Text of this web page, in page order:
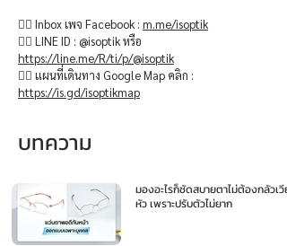
👉🏻 Inbox เพจ Facebook : m.me/isoptik
👉🏻 LINE ID : @isoptik หรือ
https://line.me/R/ti/p/@isoptik
👉🏻 แผนที่เดินทาง Google Map คลิก :
https://is.gd/isoptikmap
บทความ
มองอะไรก็ชัดสบายตาไม่ต้องกลัวเวีย
หัว เพราะปรับตัวไม่ยาก